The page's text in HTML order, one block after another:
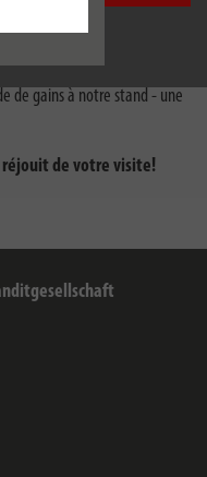
générations.
de gains à notre stand - une
réjouit de votre visite!